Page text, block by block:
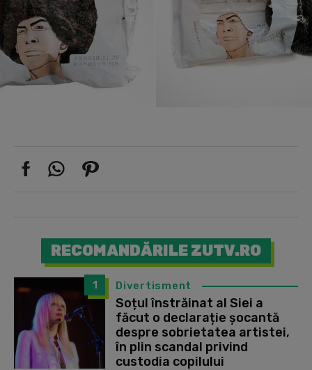
RECOMANDĂRILE ZUTV.RO
1 Divertisment
Soțul înstrăinat al Siei a
făcut o declarație șocantă
despre sobrietatea artistei,
în plin scandal privind
custodia copilului